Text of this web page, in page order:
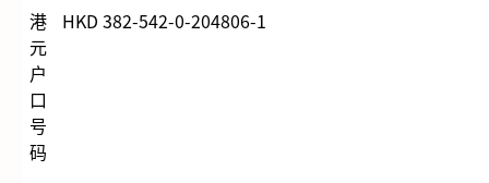
港
元
户
口
号
码
HKD 382-542-0-204806-1